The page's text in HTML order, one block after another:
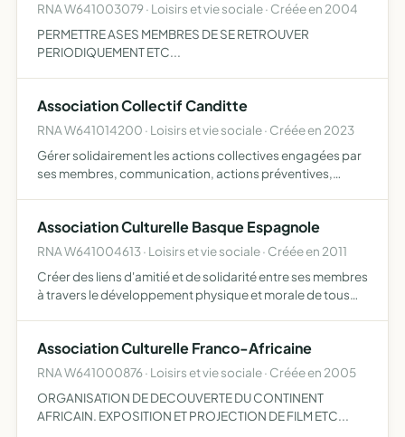
RNA W641003079 · Loisirs et vie sociale · Créée en 2004
PERMETTRE ASES MEMBRES DE SE RETROUVER
PERIODIQUEMENT ETC...
Association Collectif Canditte
RNA W641014200 · Loisirs et vie sociale · Créée en 2023
Gérer solidairement les actions collectives engagées par
ses membres, communication, actions préventives,
défen…
Association Culturelle Basque Espagnole
RNA W641004613 · Loisirs et vie sociale · Créée en 2011
Créer des liens d'amitié et de solidarité entre ses membres
à travers le développement physique et morale de tous
culturelle…
Association Culturelle Franco-Africaine
RNA W641000876 · Loisirs et vie sociale · Créée en 2005
ORGANISATION DE DECOUVERTE DU CONTINENT
AFRICAIN. EXPOSITION ET PROJECTION DE FILM ETC...